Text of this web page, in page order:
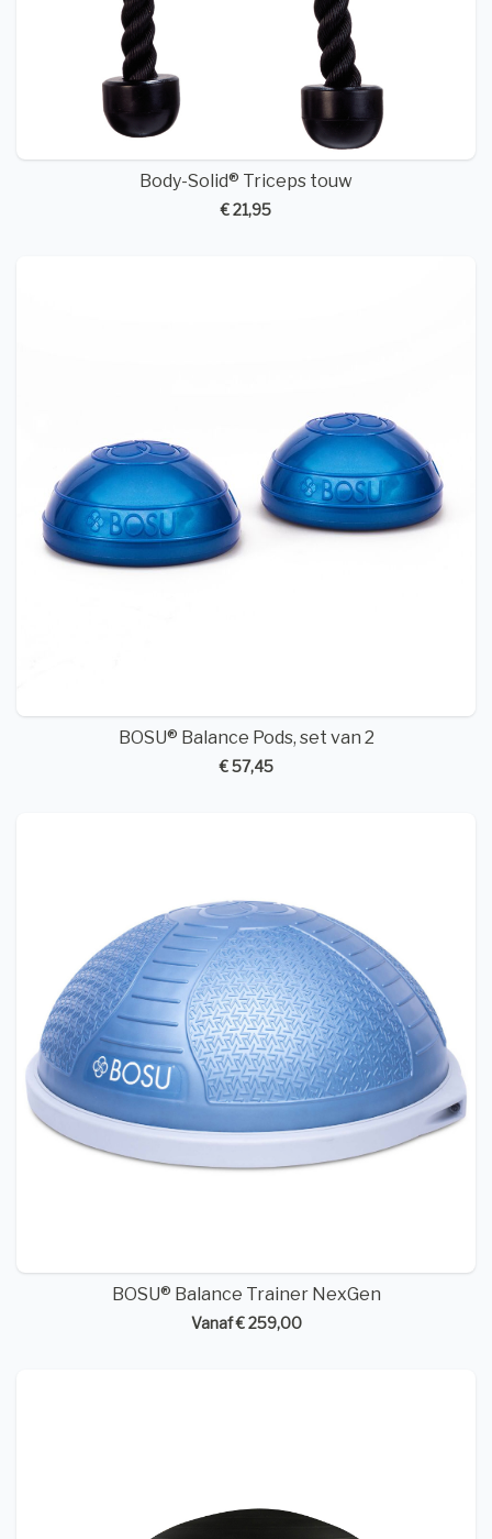
Body-Solid® Triceps touw
€ 21,95
BOSU® Balance Pods, set van 2
€ 57,45
BOSU® Balance Trainer NexGen
Vanaf € 259,00